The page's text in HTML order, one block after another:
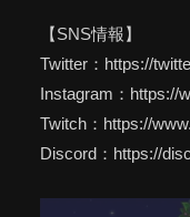
【SNS情報】
Twitter：https://
Instagram：https://
Twitch：https://
Discord：https://